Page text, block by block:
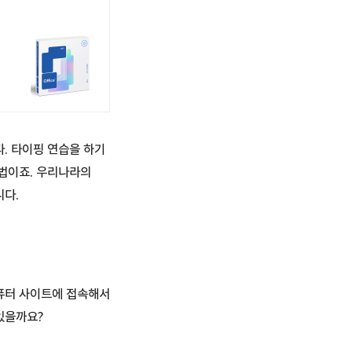
타이핑 연습을 하기
이죠. 우리나라의
다.
사이트에 접속해서
을까요?